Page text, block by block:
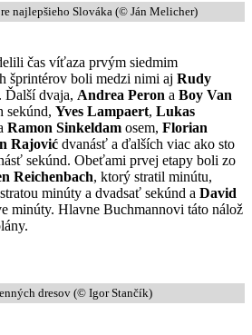
najlepšieho Slováka (© Ján Melicher)
čas víťaza prvým siedmim
šprintérov boli medzi nimi aj Rudy
. Ďalší dvaja, Andrea Peron a Boy Van
sekúnd, Yves Lampaert, Lukas
Ramon Sinkeldam osem, Florian
Rajović dvanásť a ďalších viac ako sto
sekúnd. Obeťami prvej etapy boli zo
Reichenbach, ktorý stratil minútu,
minúty a dvadsať sekúnd a David
minúty. Hlavne Buchmannovi táto nálož
dresov (© Igor Stančík)